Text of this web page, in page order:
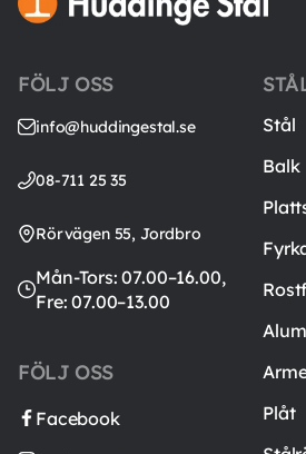
FÖLJ OSS
info@huddingestal.se
08-711 25 35
Rörvägen 55, Jordbro
Mån-Tors: 07.00–16.00,
Fre: 07.00–13.00
FÖLJ OSS
Facebook
Stål
Balk
Plåt